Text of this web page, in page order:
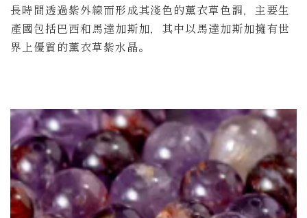
長時間透過紫外線而形成其淺色的薰衣草色調，主要生
產國包括巴西和馬達加斯加，其中以馬達加斯加擁有世
界上優質的薰衣草紫水晶。